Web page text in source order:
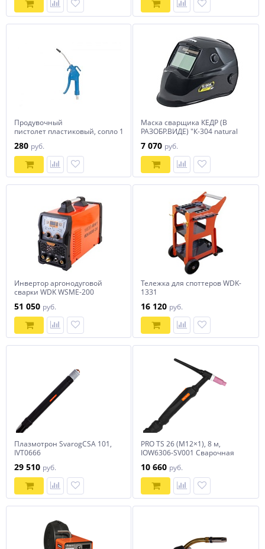
Продувочный
пистолет пластиковый, сопло 10 см
280 руб.
Маска сварщика КЕДР (В
РАЗОБР.ВИДЕ) "К-304 natural
7 070 руб.
Инвертор аргонодуговой
сварки WDK WSME-200
51 050 руб.
Тележка для споттеров WDK-
1331
16 120 руб.
Плазмотрон SvarogCSA 101,
IVT0666
29 510 руб.
PRO TS 26 (М12×1), 8 м,
IOW6306-SV001 Сварочная
10 660 руб.